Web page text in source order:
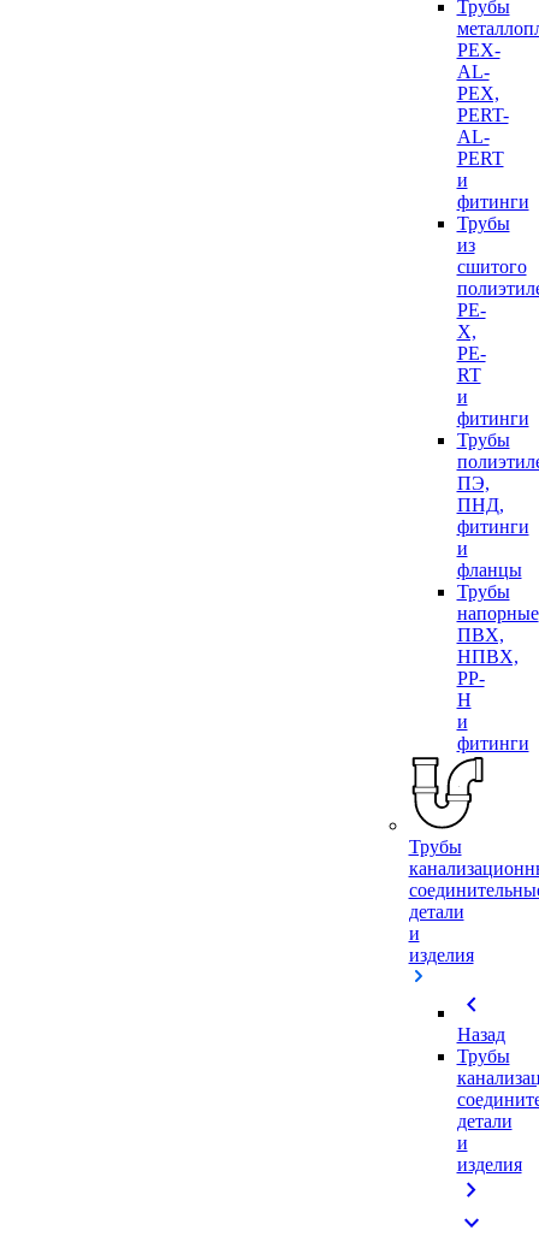
Трубы
PEX-
AL-
PEX,
PERT-
AL-
PERT
и
фитинги
Трубы
из
сшитого
PE-
X,
PE-
RT
и
фитинги
Трубы
ПЭ,
ПНД,
фитинги
и
фланцы
Трубы
напорные
ПВХ,
НПВХ,
PP-
H
и
фитинги
Трубы
детали
и
изделия
chevron_left
Назад
Трубы
детали
и
изделия
chevron_right
expand_more